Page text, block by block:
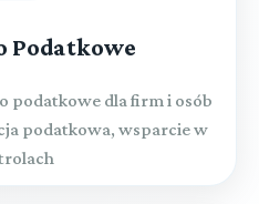
Podatkowe
podatkowe dla firm i osób
podatkowa, wsparcie w